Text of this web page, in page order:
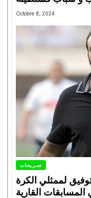
Octobre 8, 2024
تصريحات
لممثلي الكرة